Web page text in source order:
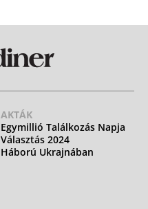
AKTÁK
Egymillió Találkozás Napja
Választás 2024
Háború Ukrajnában